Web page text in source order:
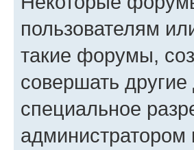
пользователям
такие форумы,
совершать
специальное
администратором